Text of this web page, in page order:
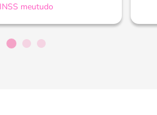
meutudo